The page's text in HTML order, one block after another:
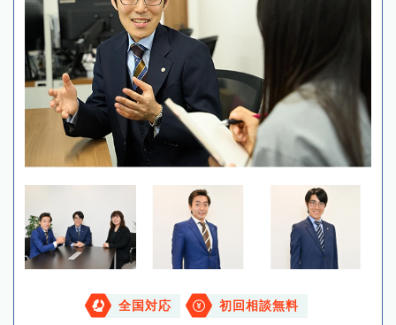
全国対応 初回相談無料